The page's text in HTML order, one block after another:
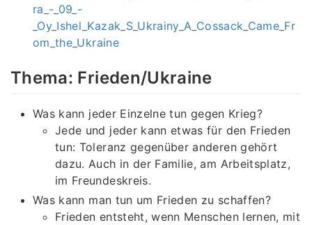
ra_-_09_-
_Oy_Ishel_Kazak_S_Ukrainy_A_Cossack_Came_Fr
om_the_Ukraine
Thema: Frieden/Ukraine
Was kann jeder Einzelne tun gegen Krieg?
Jede und jeder kann etwas für den Frieden
tun: Toleranz gegenüber anderen gehört
dazu. Auch in der Familie, am Arbeitsplatz,
im Freundeskreis.
Was kann man tun um Frieden zu schaffen?
Frieden entsteht, wenn Menschen lernen, mit